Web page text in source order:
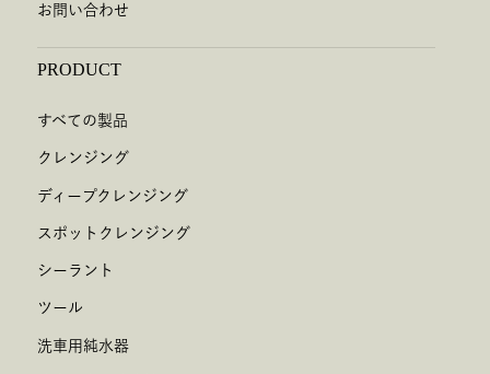
お問い合わせ
PRODUCT
すべての製品
クレンジング
ディープクレンジング
スポットクレンジング
シーラント
ツール
洗車用純水器